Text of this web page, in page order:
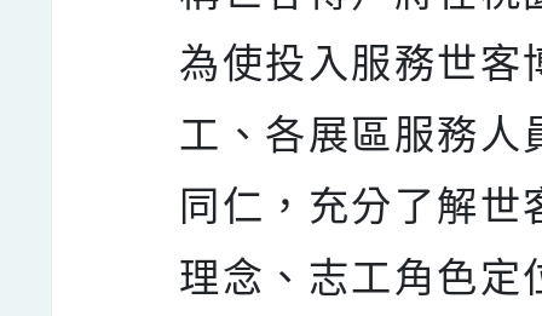
為使投入服務世客
工、各展區服務人
同仁，充分了解世
理念、志工角色定